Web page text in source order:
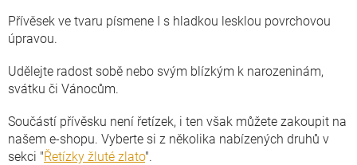
Přívěsek ve tvaru písmene I s hladkou lesklou povrchovou
úpravou.
Udělejte radost sobě nebo svým blízkým k narozeninám,
svátku či Vánocům.
Součástí přívěsku není řetízek, i ten však můžete zakoupit na
našem e-shopu. Vyberte si z několika nabízených druhů v
sekci "Řetízky žluté zlato".